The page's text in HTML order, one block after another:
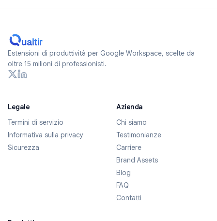
Estensioni di produttività per Google Workspace, scelte da
oltre 15 milioni di professionisti.
Legale
Termini di servizio
Informativa sulla privacy
Sicurezza
Azienda
Chi siamo
Testimonianze
Carriere
Brand Assets
Blog
FAQ
Contatti